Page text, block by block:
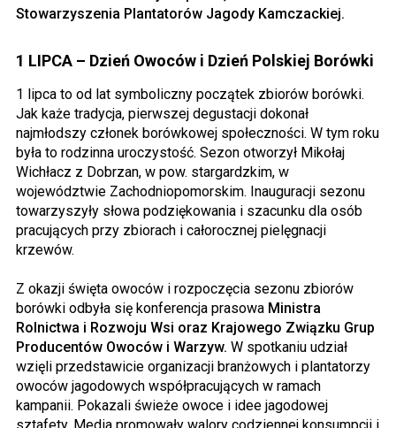
Stowarzyszenia Plantatorów Jagody Kamczackiej.
1 LIPCA – Dzień Owoców i Dzień Polskiej Borówki
1 lipca to od lat symboliczny początek zbiorów borówki.
Jak każe tradycja, pierwszej degustacji dokonał
najmłodszy członek borówkowej społeczności. W tym roku
była to rodzinna uroczystość. Sezon otworzył Mikołaj
Wichłacz z Dobrzan, w pow. stargardzkim, w
województwie Zachodniopomorskim. Inauguracji sezonu
towarzyszyły słowa podziękowania i szacunku dla osób
pracujących przy zbiorach i całorocznej pielęgnacji
krzewów.
Z okazji święta owoców i rozpoczęcia sezonu zbiorów
borówki odbyła się konferencja prasowa Ministra
Rolnictwa i Rozwoju Wsi oraz Krajowego Związku Grup
Producentów Owoców i Warzyw. W spotkaniu udział
wzięli przedstawicie organizacji branżowych i plantatorzy
owoców jagodowych współpracujących w ramach
kampanii. Pokazali świeże owoce i idee jagodowej